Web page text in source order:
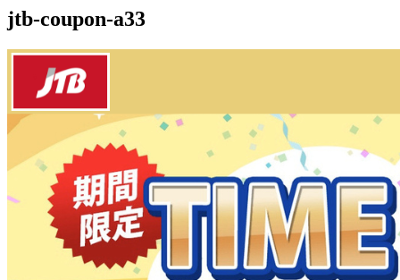
jtb-coupon-a33